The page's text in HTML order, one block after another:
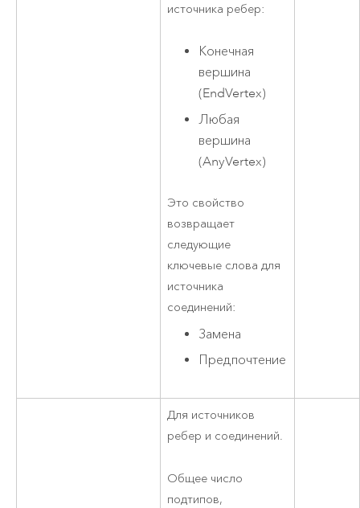
источника ребер:
Конечная
вершина
(EndVertex)
Любая
вершина
(AnyVertex)
Это свойство
возвращает
следующие
ключевые слова для
источника
соединений:
Замена
Предпочтение
Для источников
ребер и соединений.
Общее число
подтипов,